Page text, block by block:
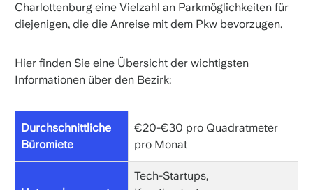
Charlottenburg eine Vielzahl an Parkmöglichkeiten für
diejenigen, die die Anreise mit dem Pkw bevorzugen.
Hier finden Sie eine Übersicht der wichtigsten
Informationen über den Bezirk:
Durchschnittliche
Büromiete
€20-€30 pro Quadratmeter
pro Monat
Tech-Startups,